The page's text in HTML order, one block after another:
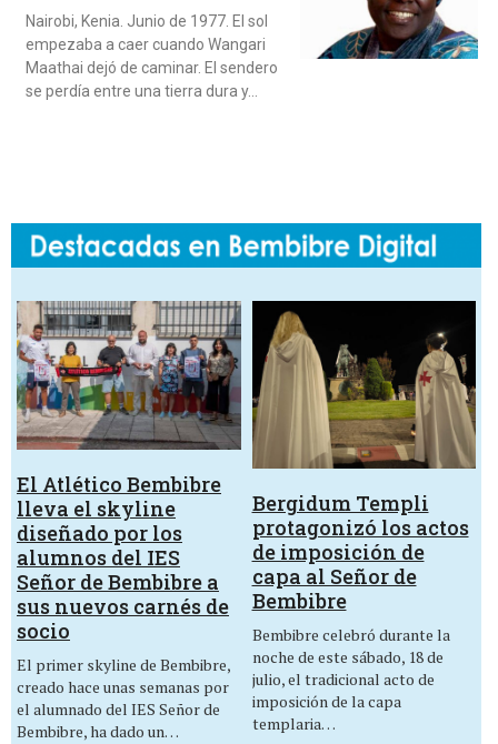
Nairobi, Kenia. Junio de 1977. El sol
empezaba a caer cuando Wangari
Maathai dejó de caminar. El sendero
se perdía entre una tierra dura y…
El Atlético Bembibre
lleva el skyline
diseñado por los
alumnos del IES
Señor de Bembibre a
sus nuevos carnés de
socio
El primer skyline de Bembibre,
creado hace unas semanas por
el alumnado del IES Señor de
Bembibre, ha dado un…
Bergidum Templi
protagonizó los actos
de imposición de
capa al Señor de
Bembibre
Bembibre celebró durante la
noche de este sábado, 18 de
julio, el tradicional acto de
imposición de la capa
templaria…